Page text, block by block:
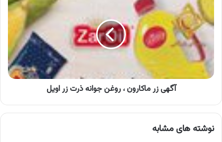
ماکارون
،
جوانه
ذرت
زر
اویل
آگهی زر ماکارون ، روغن جوانه ذرت زر اویل
نوشته های مشابه